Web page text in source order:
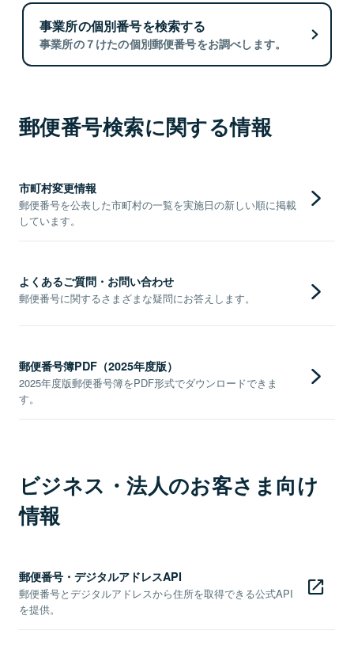
事業所の個別番号を検索する
事業所の７けたの個別郵便番号をお調べします。
郵便番号検索に関する情報
市町村変更情報
郵便番号を公表した市町村の一覧を実施日の新しい順に掲載
しています。
よくあるご質問・お問い合わせ
郵便番号に関するさまざまな疑問にお答えします。
郵便番号簿PDF（2025年度版）
2025年度版郵便番号簿をPDF形式でダウンロードできま
す。
ビジネス・法人のお客さま向け
情報
郵便番号・デジタルアドレスAPI
郵便番号とデジタルアドレスから住所を取得できる公式API
を提供。